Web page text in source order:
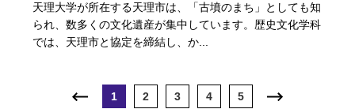
天理大学が所在する天理市は、「古墳のまち」としても知
られ、数多くの文化遺産が集中しています。歴史文化学科
では、天理市と協定を締結し、か...
1 2 3 4 5